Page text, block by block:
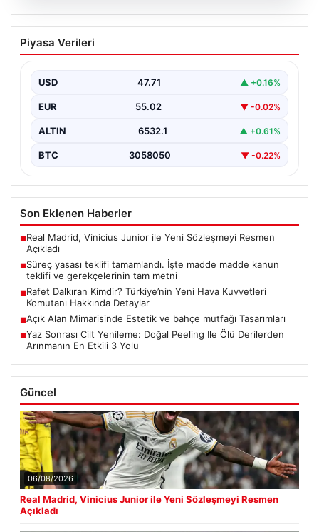
05.08.2026
Süreç yasası teklifi tamamlandı. İşte
madde madde kanun teklifi ve
Piyasa Verileri
USD 47.71 ▲ +0.16%
EUR 55.02 ▼ -0.02%
ALTIN 6532.1 ▲ +0.61%
BTC 3058050 ▼ -0.22%
Son Eklenen Haberler
■Real Madrid, Vinicius Junior ile Yeni Sözleşmeyi Resmen
Açıkladı
■Süreç yasası teklifi tamamlandı. İşte madde madde kanun
teklifi ve gerekçelerinin tam metni
■Rafet Dalkıran Kimdir? Türkiye’nin Yeni Hava Kuvvetleri
Komutanı Hakkında Detaylar
■Açık Alan Mimarisinde Estetik ve bahçe mutfağı Tasarımları
■Yaz Sonrası Cilt Yenileme: Doğal Peeling Ile Ölü Derilerden
Arınmanın En Etkili 3 Yolu
Güncel
06/08/2026
Real Madrid, Vinicius Junior ile Yeni Sözleşmeyi Resmen
Açıkladı